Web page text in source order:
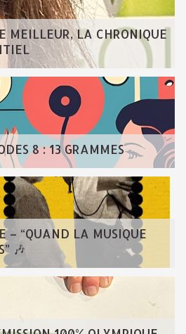
MEILLEUR, LA CHRONIQUE
8 : 13 GRAMMES
– “QUAND LA MUSIQUE
🎶